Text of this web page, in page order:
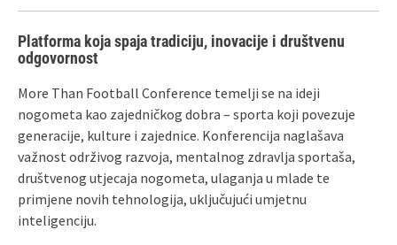
Platforma koja spaja tradiciju, inovacije i društvenu
odgovornost
More Than Football Conference temelji se na ideji
nogometa kao zajedničkog dobra – sporta koji povezuje
generacije, kulture i zajednice. Konferencija naglašava
važnost održivog razvoja, mentalnog zdravlja sportaša,
društvenog utjecaja nogometa, ulaganja u mlade te
primjene novih tehnologija, uključujući umjetnu
inteligenciju.